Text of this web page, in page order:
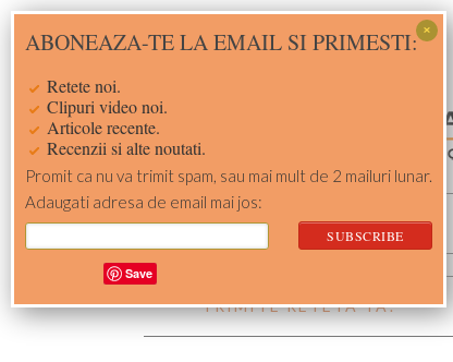
Skip
to
Skip
to
Skip
to
Skip
to
ACASA RETETE
TRIMITE RETETA TA!
ABONEAZA-TE LA EMAIL SI PRIMESTI:
Retete noi.
Clipuri video noi.
Articole recente.
Recenzii si alte noutati.
Promit ca nu va trimit spam, sau mai mult de 2 mailuri lunar.
Adaugati adresa de email mai jos:
Save